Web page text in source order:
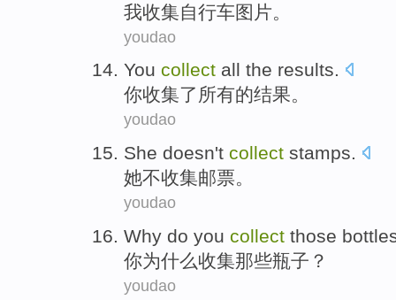
我收集自行车图片 。
youdao
You collect all the results.
你收集了 所有的结果。
youdao
She doesn't collect stamps.
她不收集邮票。
youdao
Why do you collect those
你为什么收集那些瓶子 ？
youdao